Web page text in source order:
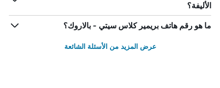
الأليفة؟
ما هو رقم هاتف بريمير كلاس سيتي - بالاروك؟
عرض المزيد من الأسئلة الشائعة